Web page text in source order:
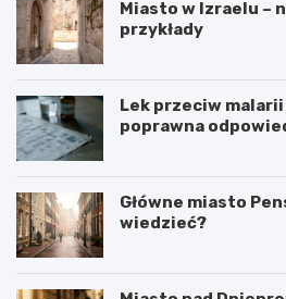
Miasto w Izraelu –
przykłady
Lek przeciw malarii
poprawna
Główne miasto
wiedzieć?